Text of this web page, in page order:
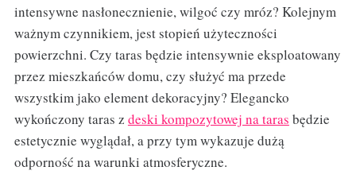
intensywne nasłonecznienie, wilgoć czy mróz? Kolejnym
ważnym czynnikiem, jest stopień użyteczności
powierzchni. Czy taras będzie intensywnie eksploatowany
przez mieszkańców domu, czy służyć ma przede
wszystkim jako element dekoracyjny? Elegancko
wykończony taras z deski kompozytowej na taras będzie
estetycznie wyglądał, a przy tym wykazuje dużą
odporność na warunki atmosferyczne.